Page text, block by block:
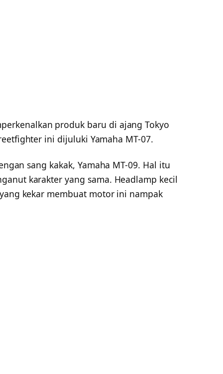
produk baru di ajang Tokyo
ini dijuluki Yamaha MT-07.
sang kakak, Yamaha MT-09. Hal itu
karakter yang sama. Headlamp kecil
kekar membuat motor ini nampak